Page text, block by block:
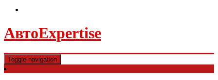
АвтоExpertise
Toggle navigation